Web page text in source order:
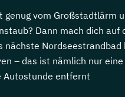
genug vom Großstadtlärm
Dann mach dich auf
nächste Nordseestrandbad
– das ist nämlich nur eine
Autostunde entfernt